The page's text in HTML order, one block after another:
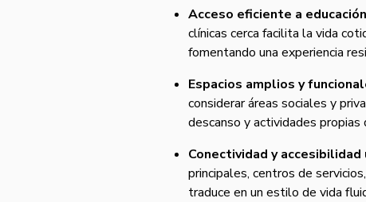
Acceso eficiente a
clínicas cerca facilita la vida
fomentando una experiencia
Espacios amplios y
considerar áreas sociales y
descanso y actividades propias
Conectividad y
principales, centros de
traduce en un estilo de vida